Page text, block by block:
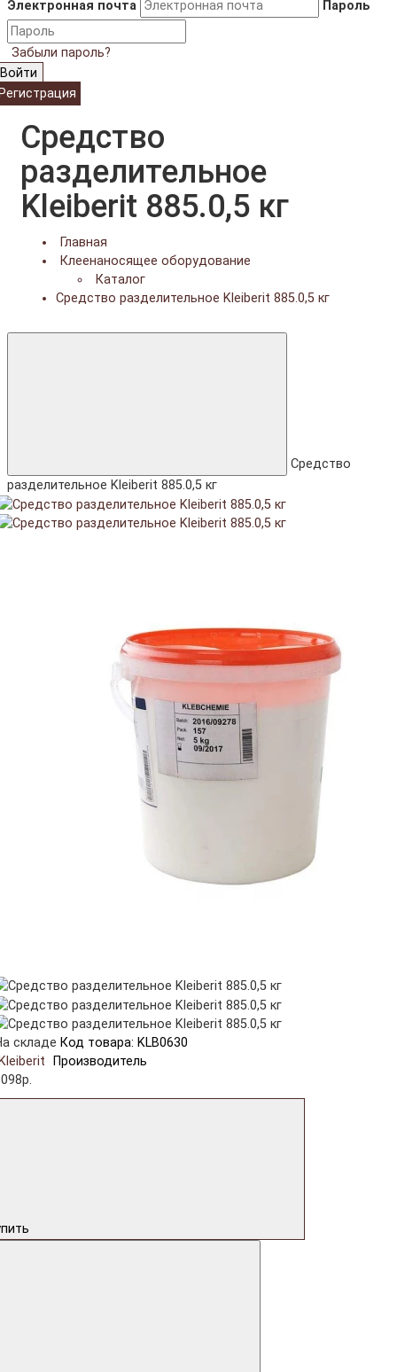
Электронная почта
Пароль
Забыли пароль?
Войти
Средство
разделительное
Kleiberit 885.0,5 кг
Главная
Клеенаносящее оборудование
Каталог
Средство разделительное Kleiberit 885.0,5 кг
Средство
разделительное Kleiberit 885.0,5 кг
складе Код товара: KLB0630
Производитель